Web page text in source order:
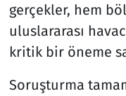
gerçekler, hem
uluslararası
kritik bir öneme
Soruşturma